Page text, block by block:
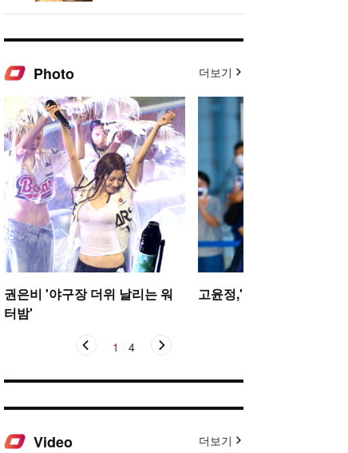
Photo 더보기
권은비 '야구장 더위 날리는 워
터밤'
고윤정,'탄성을 자아내는
1 4
Video 더보기